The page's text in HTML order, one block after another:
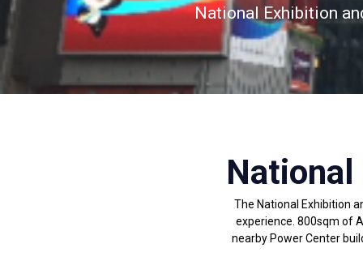
National Exhibition
National
The National Exhibition
experience. 800sqm of
nearby Power Center